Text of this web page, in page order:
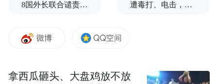
8国外长联合谴责以色列侵犯加沙 遭毒打、电击，逃生男子亲述被卖诈骗园区遭遇
拿西瓜砸头、大盘鸡放不放